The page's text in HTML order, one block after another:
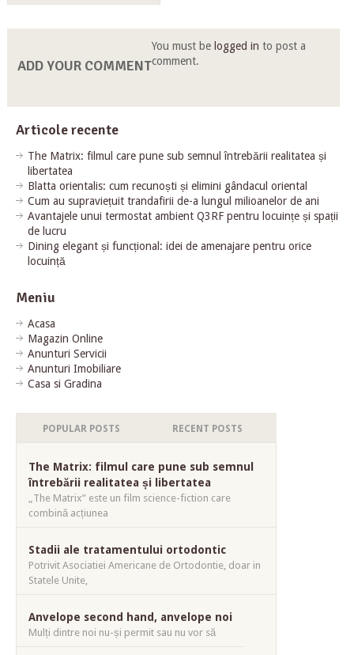
ADD YOUR COMMENT
You must be logged in to post a
comment.
Articole recente
The Matrix: filmul care pune sub semnul întrebării realitatea și
libertatea
Blatta orientalis: cum recunoști și elimini gândacul oriental
Cum au supraviețuit trandafirii de-a lungul milioanelor de ani
Avantajele unui termostat ambient Q3RF pentru locuințe și spații
de lucru
Dining elegant și funcțional: idei de amenajare pentru orice
locuință
Meniu
Acasa
Magazin Online
Anunturi Servicii
Anunturi Imobiliare
Casa si Gradina
POPULAR POSTS RECENT POSTS
The Matrix: filmul care pune sub semnul
întrebării realitatea și libertatea
„The Matrix” este un film science-fiction care
combină acțiunea
Stadii ale tratamentului ortodontic
Potrivit Asociatiei Americane de Ortodontie, doar in
Statele Unite,
Anvelope second hand, anvelope noi
Mulți dintre noi nu-și permit sau nu vor să